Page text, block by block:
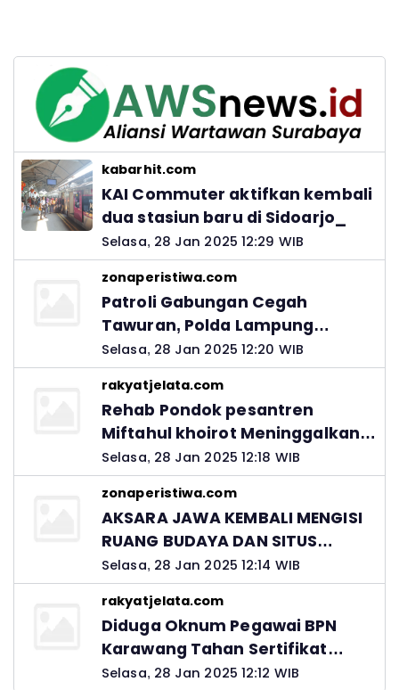
kabarhit.com
KAI Commuter aktifkan kembali
dua stasiun baru di Sidoarjo_
Selasa, 28 Jan 2025 12:29 WIB
zonaperistiwa.com
Patroli Gabungan Cegah
Tawuran, Polda Lampung
Ingatkan Peran Orang Tua
Selasa, 28 Jan 2025 12:20 WIB
rakyatjelata.com
Rehab Pondok pesantren
Miftahul khoirot Meninggalkan
Hutang Ke Material, Mantan
Kadis PUPR Harus Bertanggung
Jawab
Selasa, 28 Jan 2025 12:18 WIB
zonaperistiwa.com
AKSARA JAWA KEMBALI MENGISI
RUANG BUDAYA DAN SITUS
LELUHUR NUSANTARA
Selasa, 28 Jan 2025 12:14 WIB
rakyatjelata.com
Diduga Oknum Pegawai BPN
Karawang Tahan Sertifikat
Pemohon PTSL
Selasa, 28 Jan 2025 12:12 WIB